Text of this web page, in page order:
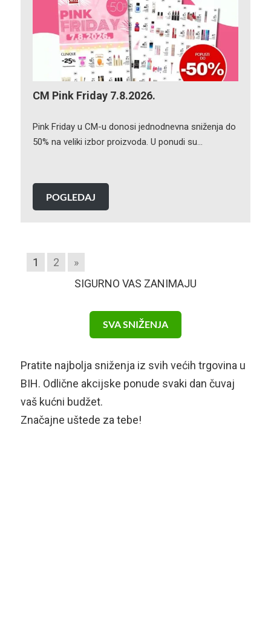
CM Pink Friday 7.8.2026.
Pink Friday u CM-u donosi jednodnevna sniženja do
50% na veliki izbor proizvoda. U ponudi su…
POGLEDAJ
1 2
»
SIGURNO VAS ZANIMAJU
SVA SNIŽENJA
Pratite najbolja sniženja iz svih većih trgovina u
BIH. Odlične akcijske ponude svaki dan čuvaj
vaš kućni budžet.
Značajne uštede za tebe!